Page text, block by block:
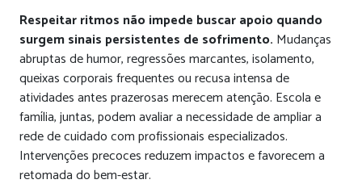
Respeitar ritmos não impede buscar apoio quando
surgem sinais persistentes de sofrimento. Mudanças
abruptas de humor, regressões marcantes, isolamento,
queixas corporais frequentes ou recusa intensa de
atividades antes prazerosas merecem atenção. Escola e
família, juntas, podem avaliar a necessidade de ampliar a
rede de cuidado com profissionais especializados.
Intervenções precoces reduzem impactos e favorecem a
retomada do bem-estar.